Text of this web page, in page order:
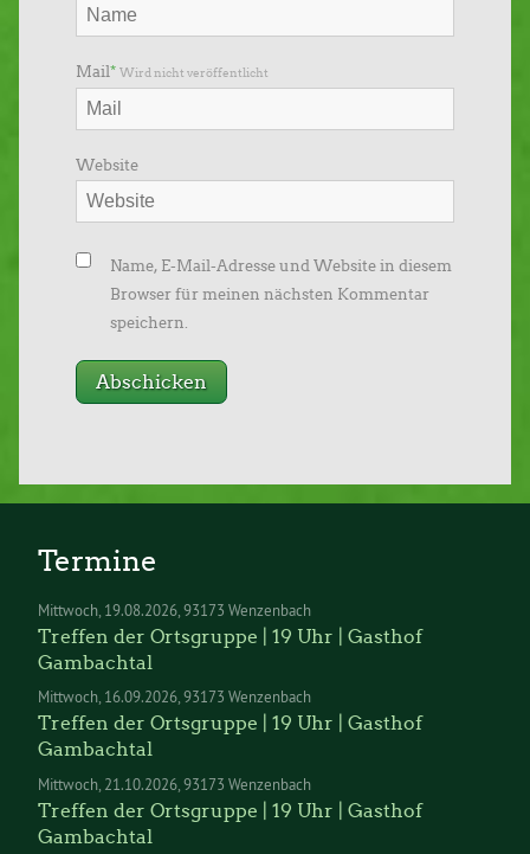
Mail* Wird nicht veröffentlicht
Website
Name, E-Mail-Adresse und Website in diesem
Browser für meinen nächsten Kommentar
speichern.
Termine
Mittwoch 19.08.2026 93173 Wenzenbach
Treffen der Ortsgruppe | 19 Uhr | Gasthof
Gambachtal
Mittwoch 16.09.2026 93173 Wenzenbach
Treffen der Ortsgruppe | 19 Uhr | Gasthof
Gambachtal
Mittwoch 21.10.2026 93173 Wenzenbach
Treffen der Ortsgruppe | 19 Uhr | Gasthof
Gambachtal